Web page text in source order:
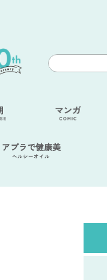
アブラで健康美
ヘルシーオイル